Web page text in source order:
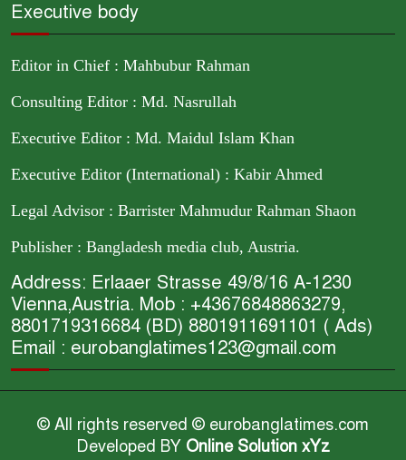
Executive body
Editor in Chief : Mahbubur Rahman
Consulting Editor : Md. Nasrullah
Executive Editor : Md. Maidul Islam Khan
Executive Editor (International) : Kabir Ahmed
Legal Advisor : Barrister Mahmudur Rahman Shaon
Publisher : Bangladesh media club, Austria.
Address: Erlaaer Strasse 49/8/16 A-1230
Vienna,Austria. Mob : +43676848863279,
8801719316684 (BD) 8801911691101 ( Ads)
Email : eurobanglatimes123@gmail.com
© All rights reserved © eurobanglatimes.com
Developed BY Online Solution xYz